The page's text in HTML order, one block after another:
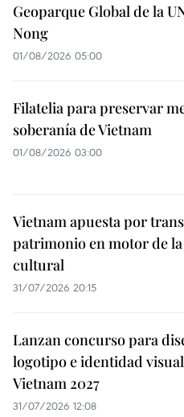
Geoparque Global de la
Nong
01/08/2026 05:00
Filatelia para preservar
soberanía de Vietnam
01/08/2026 03:00
Vietnam apuesta por
patrimonio en motor de
cultural
31/07/2026 20:15
Lanzan concurso para
logotipo e identidad
Vietnam 2027
31/07/2026 12:08